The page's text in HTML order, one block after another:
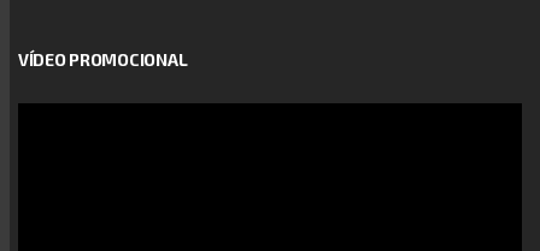
VÍDEO PROMOCIONAL